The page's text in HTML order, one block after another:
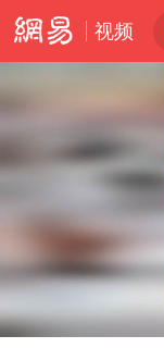
视频
Play
00:00